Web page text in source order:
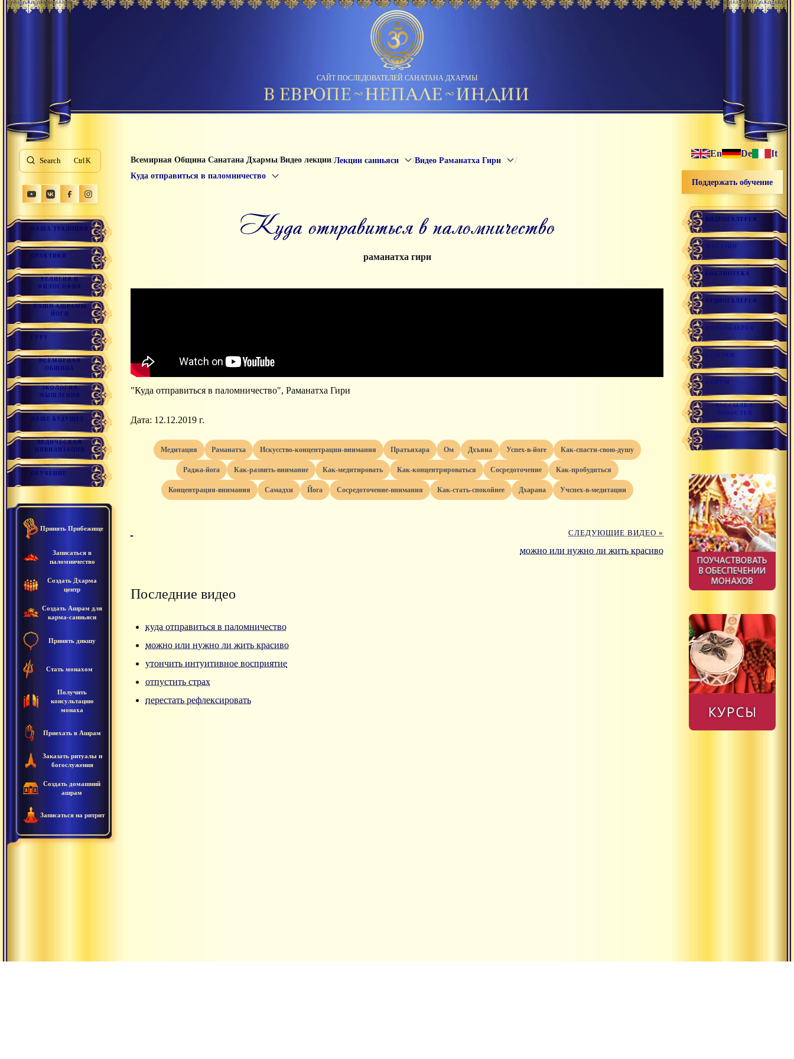
САЙТ ПОСЛЕДОВАТЕЛЕЙ САНАТАНА ДХАРМЫ
Search K
НАША ТРАДИЦИЯ
ПРАКТИКИ
РЕЛИГИЯ И
ФИЛОСОФИЯ
НАШИ АШРАМЫ
ЙОГИ
ГУРУ
ВСЕМИРНАЯ
ОБЩИНА
ЭКОЛОГИЯ
МЫШЛЕНИЯ
НАШЕ БУДУЩЕЕ
ВЕДИЧЕСКАЯ
ЦИВИЛИЗАЦИЯ
ОБУЧЕНИЕ
Принять Прибежище
Записаться в
паломничество
Создать Дхарма
центр
Создать Ашрам для
карма-санньяси
Принять дикшу
Стать монахом
Получить
консультацию
монаха
Приехать в Ашрам
Заказать ритуалы и
богослужения
Создать домашний
ашрам
Записаться на ритрит
Всемирная Община Санатана Дхармы/Видео лекции/Лекции санньяси /Видео Раманатха Гири /
Куда отправиться в паломничество
куда отправиться в паломничество
раманатха гири
"Куда отправиться в паломничество", Раманатха Гири
Дата: 12.12.2019 г.
медитация раманатха искусство-концентрации-внимания пратьяхара ом дхъяна успех-в-йоге как-спасти-свою-душу
раджа-йога как-развить-внимание как-медитировать как-концентрироваться сосредоточение как-пробудиться
концентрация-внимания самадхи йога сосредоточение-внимания как-стать-спокойнее дхарана учспех-в-медитации
СЛЕДУЮЩИЕ ВИДЕО »
можно или нужно ли жить красиво
Последние видео
куда отправиться в паломничество
можно или нужно ли жить красиво
утончить интуитивное восприятие
отпустить страх
перестать рефлексировать
En De It
Поддержать обучение
ВИДЕОГАЛЕРЕЯ
МАГАЗИН
БИБЛИОТЕКА
АУДИОГАЛЕРЕЯ
ФОТОГАЛЕРЕЯ
ССЫЛКИ
ФОРУМ
РАССЫЛКА
НОВОСТЕЙ
РАДИО